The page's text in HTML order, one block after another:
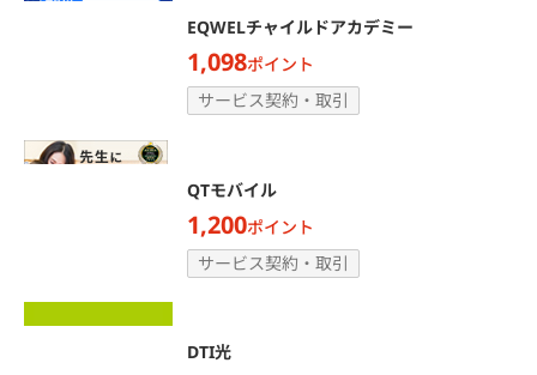
EQWELチャイルドアカデミー
1,098ポイント
サービス契約・取引
QTモバイル
1,200ポイント
サービス契約・取引
DTI光